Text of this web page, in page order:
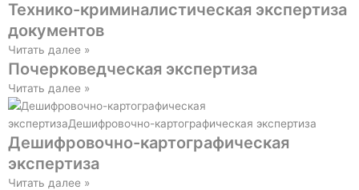
Технико-криминалистическая экспертиза
документов
Читать далее »
Почерковедческая экспертиза
Читать далее »
Дешифровочно-картографическая
экспертиза
Читать далее »